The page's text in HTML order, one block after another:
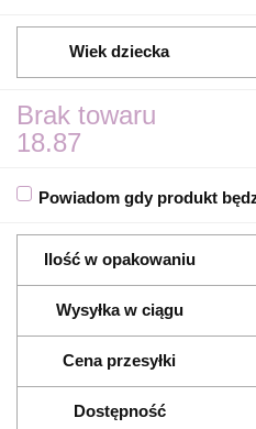
Wiek dziecka
Brak towaru
18.87
Powiadom gdy produkt
Ilość w opakowaniu
Wysyłka w ciągu
Cena przesyłki
Dostępność